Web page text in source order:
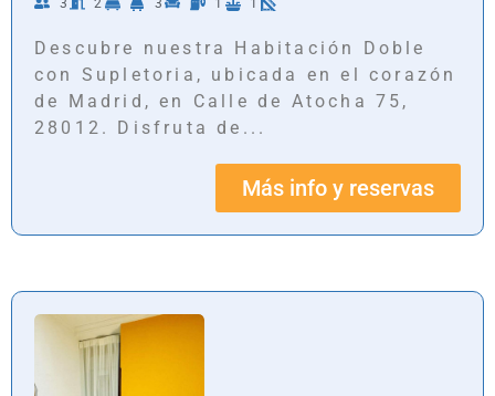
3 2 3 1 1
Descubre nuestra Habitación Doble
con Supletoria, ubicada en el corazón
de Madrid, en Calle de Atocha 75,
28012. Disfruta de...
Más info y reservas